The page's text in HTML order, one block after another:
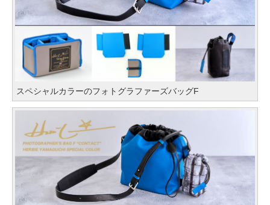
スペシャルカラーのフォトグラファーズバッグF